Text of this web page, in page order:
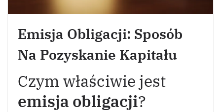
Emisja Obligacji: Sposób
Na Pozyskanie Kapitału
Czym właściwie jest
emisja obligacji?